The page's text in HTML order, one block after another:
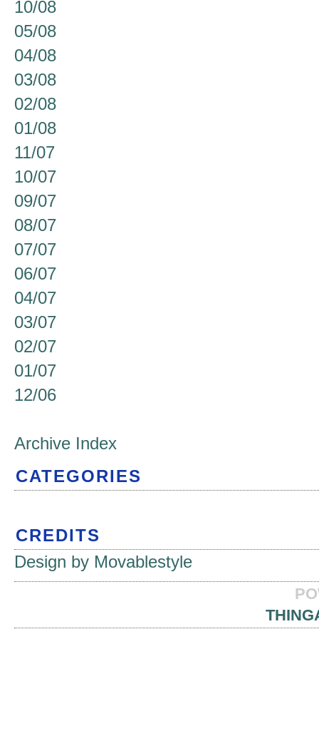
10/08
05/08
04/08
03/08
02/08
01/08
11/07
10/07
09/07
08/07
07/07
06/07
04/07
03/07
02/07
01/07
12/06
Archive Index
CATEGORIES
CREDITS
Design by Movablestyle